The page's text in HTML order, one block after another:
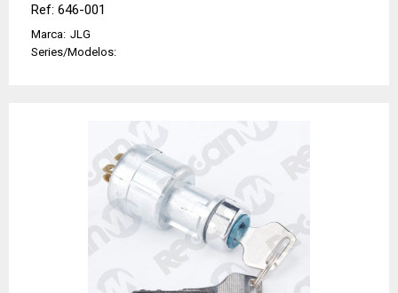
Ref: 646-001
Marca: JLG
Series/Modelos: